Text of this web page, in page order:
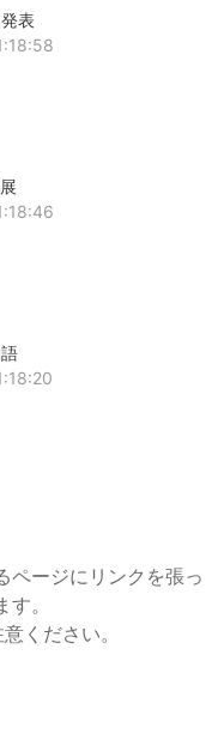
表
ページにリンクを張っ
。
ください。